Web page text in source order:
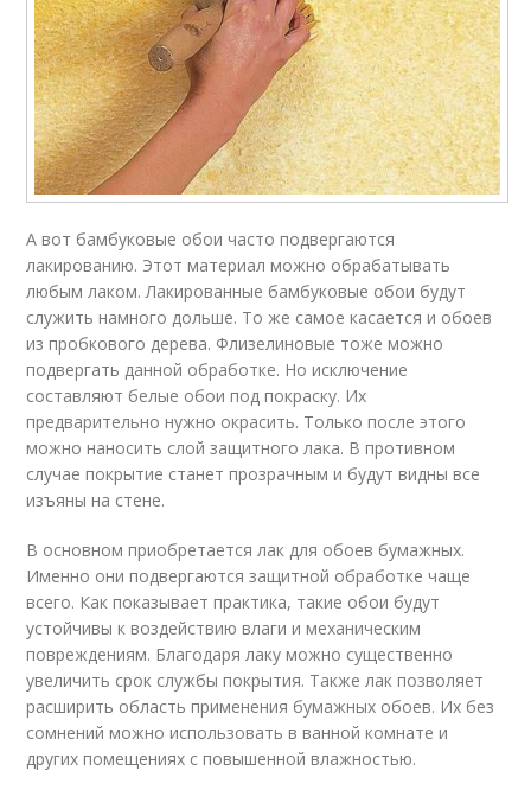
А вот бамбуковые обои часто подвергаются
лакированию. Этот материал можно обрабатывать
любым лаком. Лакированные бамбуковые обои будут
служить намного дольше. То же самое касается и обоев
из пробкового дерева. Флизелиновые тоже можно
подвергать данной обработке. Но исключение
составляют белые обои под покраску. Их
предварительно нужно окрасить. Только после этого
можно наносить слой защитного лака. В противном
случае покрытие станет прозрачным и будут видны все
изъяны на стене.
В основном приобретается лак для обоев бумажных.
Именно они подвергаются защитной обработке чаще
всего. Как показывает практика, такие обои будут
устойчивы к воздействию влаги и механическим
повреждениям. Благодаря лаку можно существенно
увеличить срок службы покрытия. Также лак позволяет
расширить область применения бумажных обоев. Их без
сомнений можно использовать в ванной комнате и
других помещениях с повышенной влажностью.